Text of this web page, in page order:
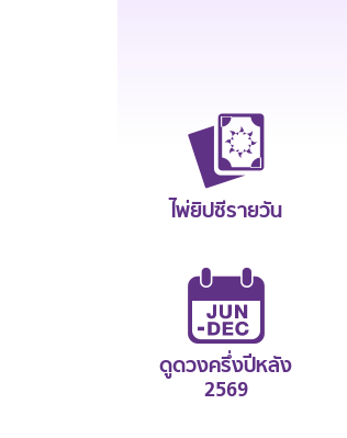
ไพ่ยิปซีรายวัน
ดูดวงครึ่งปีหลัง
2569